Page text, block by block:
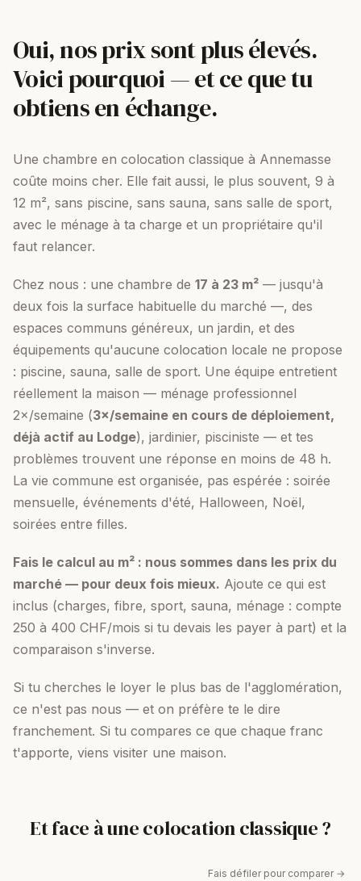
Oui, nos prix sont plus élevés.
Voici pourquoi — et ce que tu
obtiens en échange.
Une chambre en colocation classique à Annemasse
coûte moins cher. Elle fait aussi, le plus souvent, 9 à
12 m², sans piscine, sans sauna, sans salle de sport,
avec le ménage à ta charge et un propriétaire qu'il
faut relancer.
Chez nous : une chambre de 17 à 23 m² — jusqu'à
deux fois la surface habituelle du marché —, des
espaces communs généreux, un jardin, et des
équipements qu'aucune colocation locale ne propose
: piscine, sauna, salle de sport. Une équipe entretient
réellement la maison — ménage professionnel
2×/semaine (3×/semaine en cours de déploiement,
déjà actif au Lodge), jardinier, pisciniste — et tes
problèmes trouvent une réponse en moins de 48 h.
La vie commune est organisée, pas espérée : soirée
mensuelle, événements d'été, Halloween, Noël,
soirées entre filles.
Fais le calcul au m² : nous sommes dans les prix du
marché — pour deux fois mieux. Ajoute ce qui est
inclus (charges, fibre, sport, sauna, ménage : compte
250 à 400 CHF/mois si tu devais les payer à part) et la
comparaison s'inverse.
Si tu cherches le loyer le plus bas de l'agglomération,
ce n'est pas nous — et on préfère te le dire
franchement. Si tu compares ce que chaque franc
t'apporte, viens visiter une maison.
Et face à une colocation classique ?
Fais défiler pour comparer →